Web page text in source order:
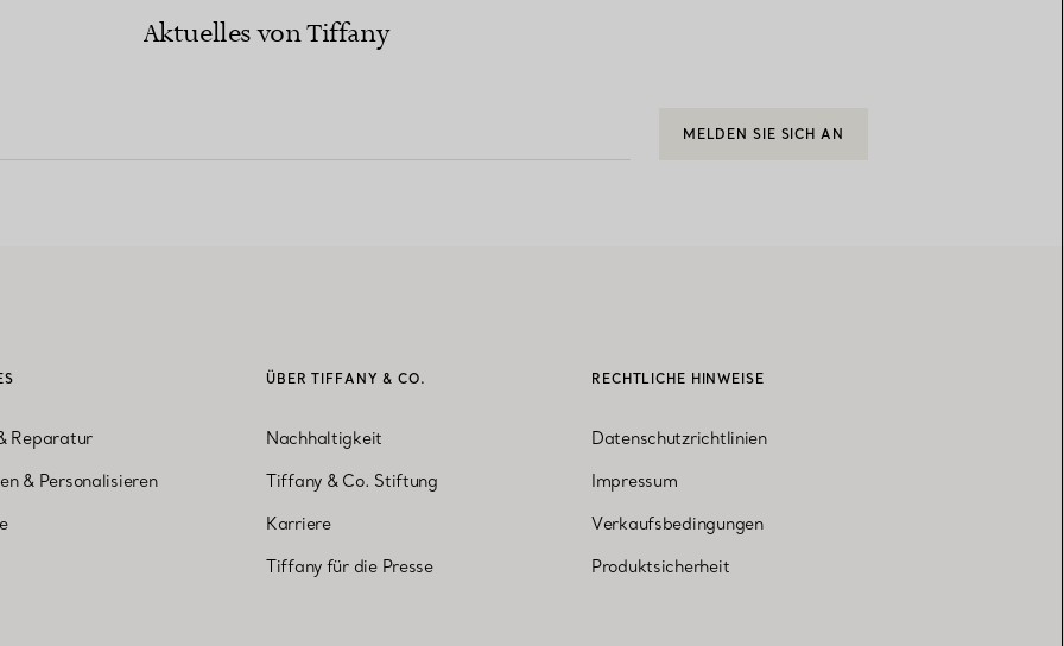
Aktuelles von Tiffany
MELDEN SIE SICH AN
Reparatur
& Personalisieren
ÜBER TIFFANY & CO.
Nachhaltigkeit
Tiffany & Co. Stiftung
Karriere
Tiffany für die Presse
RECHTLICHE HINWEISE
Datenschutzrichtlinien
Impressum
Verkaufsbedingungen
Produktsicherheit